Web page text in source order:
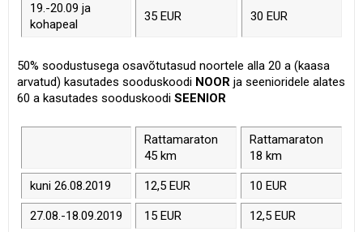
19.-20.09 ja
kohapeal
35 EUR 30 EUR
50% soodustusega osavõtutasud noortele alla 20 a (kaasa
arvatud) kasutades sooduskoodi NOOR ja seenioridele alates
60 a kasutades sooduskoodi SEENIOR
Rattamaraton
45 km
Rattamaraton
18 km
kuni 26.08.2019 12,5 EUR 10 EUR
27.08.-18.09.2019 15 EUR 12,5 EUR